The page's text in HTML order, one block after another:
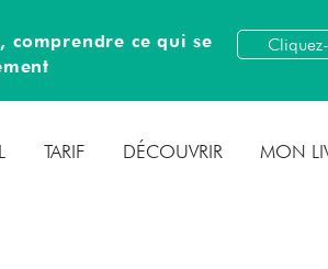
comprendre ce qui se
TARIF DÉCOUVRIR MON